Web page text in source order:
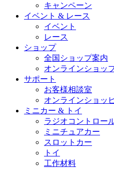
キャンペーン
イベント & レース
イベント
レース
ショップ
全国ショップ案内
オンラインショッ
サポート
お客様相談室
オンラインショッ
ミニカー & トイ
ラジオコントロー
ミニチュアカー
スロットカー
トイ
工作材料